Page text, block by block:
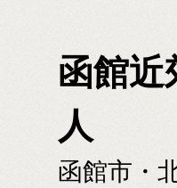
函館
人
函館市・